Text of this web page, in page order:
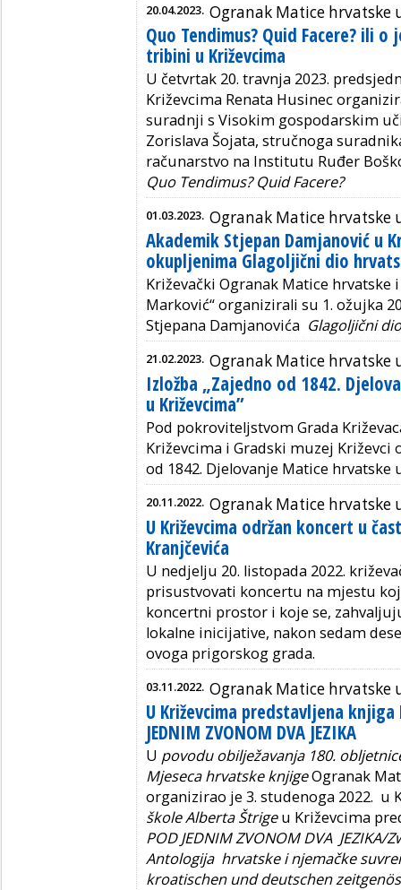
20.04.2023. Ogranak Matice hrvatske
Quo Tendimus? Quid Facere? ili
tribini u Križevcima
U četvrtak 20. travnja 2023.
Križevcima Renata Husinec
suradnji s Visokim gospodarskim
Zorislava Šojata, stručnoga
računarstvo na Institutu Ruđer
Quo Tendimus? Quid Facere?
01.03.2023. Ogranak Matice hrvatske
Akademik Stjepan Damjanović u
okupljenima Glagoljični dio
Križevački Ogranak Matice hrvatske
Marković“ organizirali su 1. ožujka
Stjepana Damjanovića Glagoljični
21.02.2023. Ogranak Matice hrvatske
Izložba „Zajedno od 1842.
u Križevcima”
Pod pokroviteljstvom Grada
Križevcima i Gradski muzej
od 1842. Djelovanje Matice hrvatske
20.11.2022. Ogranak Matice hrvatske
U Križevcima održan koncert u
Kranjčevića
U nedjelju 20. listopada 2022.
prisustvovati koncertu na mjestu
koncertni prostor i koje se,
lokalne inicijative, nakon sedam
ovoga prigorskog grada.
03.11.2022. Ogranak Matice hrvatske
U Križevcima predstavljena knjiga
JEDNIM ZVONOM DVA JEZIKA
U povodu obilježavanja 180.
Mjeseca hrvatske knjigeOgranak
organizirao je 3. studenoga 2022. u
školeAlberta Štrigeu Križevcima
POD JEDNIM ZVONOM DVA
Antologija hrvatske i njemačke
kroatischen und deutschen